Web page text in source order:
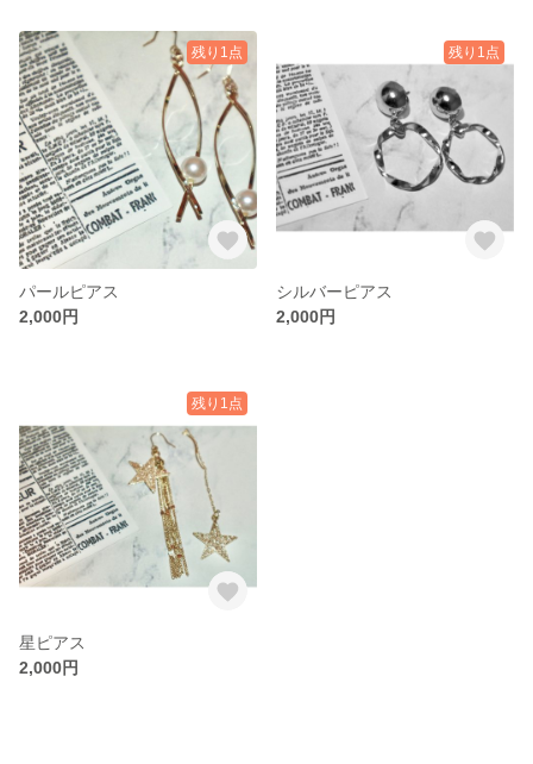
残り1点
パールピアス
2,000円
残り1点
シルバーピアス
2,000円
残り1点
星ピアス
2,000円